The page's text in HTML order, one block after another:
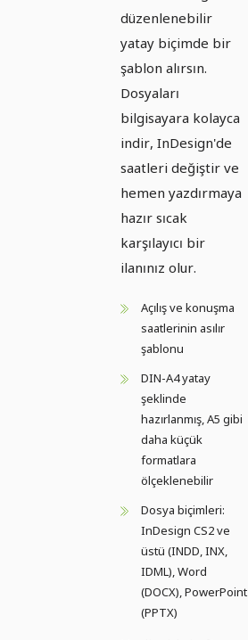
düzenlenebilir
yatay biçimde bir
şablon alırsın.
Dosyaları
bilgisayara kolayca
indir, InDesign'de
saatleri değiştir ve
hemen yazdırmaya
hazır sıcak
karşılayıcı bir
ilanınız olur.
Açılış ve konuşma
saatlerinin asılır
şablonu
DIN-A4 yatay
şeklinde
hazırlanmış, A5 gibi
daha küçük
formatlara
ölçeklenebilir
Dosya biçimleri:
InDesign CS2 ve
üstü (INDD, INX,
IDML), Word
(DOCX), PowerPoint
(PPTX)